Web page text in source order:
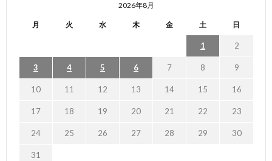
2026年8月
月 火 水 木 金 土 日
1 2
3 4 5 6 7 8 9
10 11 12 13 14 15 16
17 18 19 20 21 22 23
24 25 26 27 28 29 30
31